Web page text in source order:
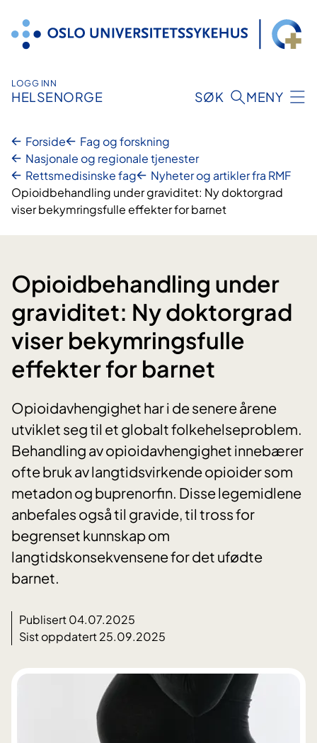
innhold
LOGG INN
HELSENORGE SØK MENY
Forside
Fag og forskning
Nasjonale og regionale tjenester
Rettsmedisinske fag
Nyheter og artikler fra RMF
Opioidbehandling under graviditet: Ny doktorgrad
viser bekymringsfulle effekter for barnet
Opioidbehandling under
graviditet: Ny doktorgrad
viser bekymringsfulle
effekter for barnet
Opioidavhengighet har i de senere årene
utviklet seg til et globalt folkehelseproblem.
Behandling av opioidavhengighet innebærer
ofte bruk av langtidsvirkende opioider som
metadon og buprenorfin. Disse legemidlene
anbefales også til gravide, til tross for
begrenset kunnskap om
langtidskonsekvensene for det ufødte
barnet.
Publisert 04.07.2025
Sist oppdatert 25.09.2025